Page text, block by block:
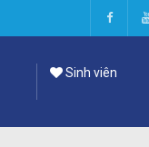
Sinh viên